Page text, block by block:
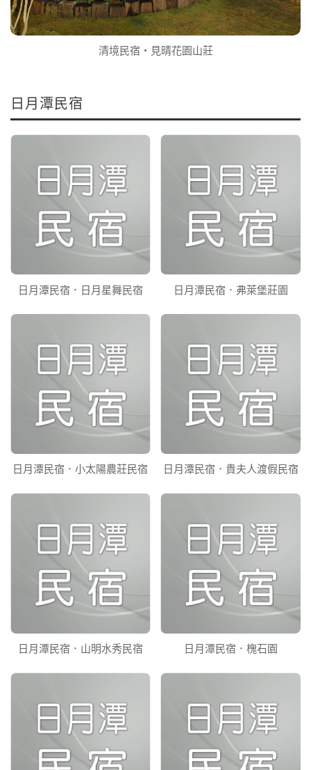
清境民宿‧見晴花園山莊
日月潭民宿
日月潭民宿．日月星舞民宿 日月潭民宿．弗萊堡莊園
日月潭民宿．小太陽農莊民宿 日月潭民宿．貴夫人渡假民宿
日月潭民宿．山明水秀民宿 日月潭民宿．槐石園